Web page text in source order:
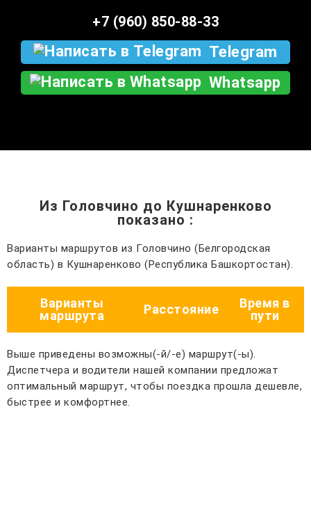
+7 (960) 850-88-33
Telegram
Whatsapp
Из Головчино до Кушнаренково
показано :
Варианты маршрутов из Головчино (Белгородская
область) в Кушнаренково (Республика Башкортостан).
Варианты
маршрута
Расстояние
Время в
пути
Выше приведены возможны(-й/-е) маршрут(-ы).
Диспетчера и водители нашей компании предложат
оптимальный маршрут, чтобы поездка прошла дешевле,
быстрее и комфортнее.